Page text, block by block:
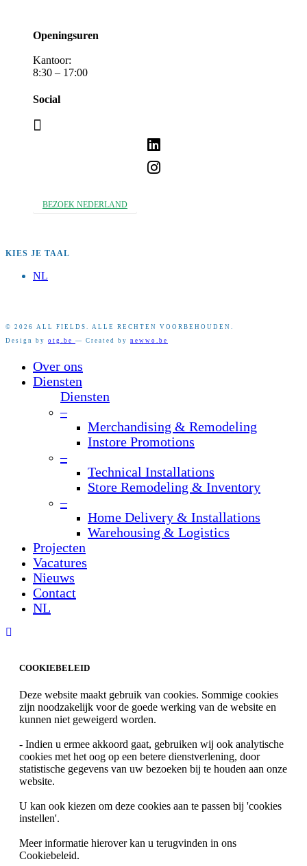
Openingsuren
Kantoor:
8:30 – 17:00
Social
BEZOEK NEDERLAND
KIES JE TAAL
NL
© 2026 ALL FIELDS. ALLE RECHTEN VOORBEHOUDEN.
Design by otg.be — Created by newwo.be
Close
Over ons
Diensten
Diensten
–
Merchandising & Remodeling
Instore Promotions
–
Technical Installations
Store Remodeling & Inventory
–
Home Delivery & Installations
Warehousing & Logistics
Projecten
Vacatures
Nieuws
Contact
NL
COOKIEBELEID
Deze website maakt gebruik van cookies. Sommige cookies
zijn noodzakelijk voor de goede werking van de website en
kunnen niet geweigerd worden.
- Indien u ermee akkoord gaat, gebruiken wij ook analytische
cookies met het oog op een betere dienstverlening, door
statistische gegevens van uw bezoeken bij te houden aan onze
website.
U kan ook kiezen om deze cookies aan te passen bij 'cookies
instellen'.
Meer informatie hierover kan u terugvinden in ons
Cookiebeleid.